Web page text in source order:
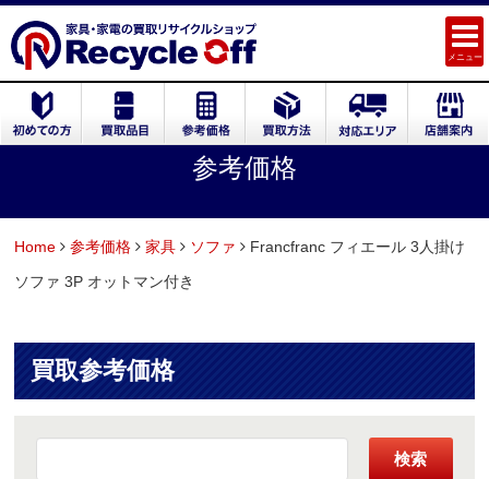
メニュー
参考価格
Home 参考価格 家具 ソファ
Francfranc フィエール 3人掛け
ソファ 3P オットマン付き
買取参考価格
検索